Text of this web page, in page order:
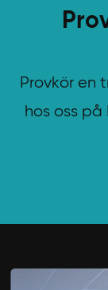
Provkör en
hos oss